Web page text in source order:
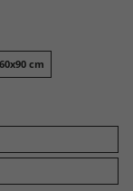
60x90 cm